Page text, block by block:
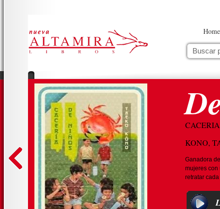
Home
KONO,
Ganadora
mujeres con
retratar